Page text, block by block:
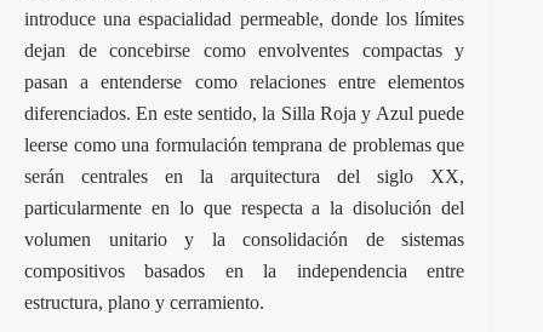
introduce una espacialidad permeable, donde los límites
dejan de concebirse como envolventes compactas y
pasan a entenderse como relaciones entre elementos
diferenciados. En este sentido, la Silla Roja y Azul puede
leerse como una formulación temprana de problemas que
serán centrales en la arquitectura del siglo XX,
particularmente en lo que respecta a la disolución del
volumen unitario y la consolidación de sistemas
compositivos basados en la independencia entre
estructura, plano y cerramiento.